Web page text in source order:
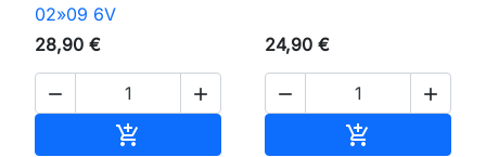
02»09 6V
28,90 €
 

24,90 €
 
